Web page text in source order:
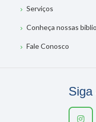
Serviços
Conheça nossas
Fale Conosco
Siga